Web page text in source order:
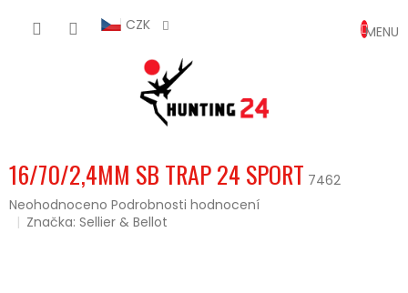
CZK
KOŠÍK
16/70/2,4MM SB TRAP 24 SPORT 7462
Průměrné
hodnocení
Neohodnoceno Podrobnosti hodnocení
Značka:Sellier & Bellot